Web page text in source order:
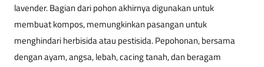
lavender. Bagian dari pohon akhirnya digunakan untuk
membuat kompos, memungkinkan pasangan untuk
menghindari herbisida atau pestisida. Pepohonan, bersama
dengan ayam, angsa, lebah, cacing tanah, dan beragam